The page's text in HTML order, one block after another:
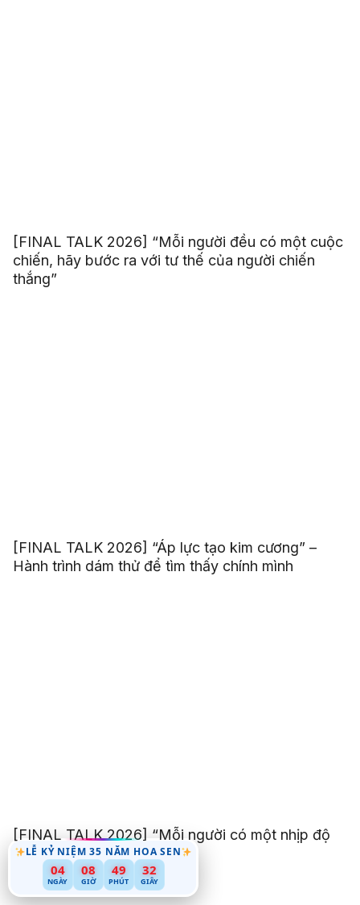
LỄ KỶ NIỆM 35 NĂM HOA SEN
04
NGÀY
08
GIỜ
49
PHÚT
30
GIÂY
[FINAL TALK 2026] “Mỗi người đều có một cuộc
chiến, hãy bước ra với tư thế của người chiến
thắng”
[FINAL TALK 2026] “Áp lực tạo kim cương” –
Hành trình dám thử để tìm thấy chính mình
[FINAL TALK 2026] “Mỗi người có một nhịp độ
riêng để trưởng thành”